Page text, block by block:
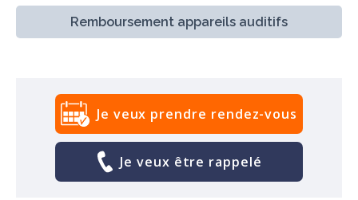
Remboursement appareils auditifs
Je veux prendre rendez-vous
Je veux être rappelé